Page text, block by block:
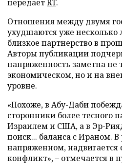
передаетRT.
Отношения между двумя
ухудшаются уже несколько
близкое партнерство в
Авторы публикации
напряженность заметна не
экономическом, но и на
уровне.
«Похоже, в Абу-Даби
сторонники более тесного
Израилем и США, а в Эр-
поиск... баланса с Ираном. В
напряженном,
конфликт», – отмечается в